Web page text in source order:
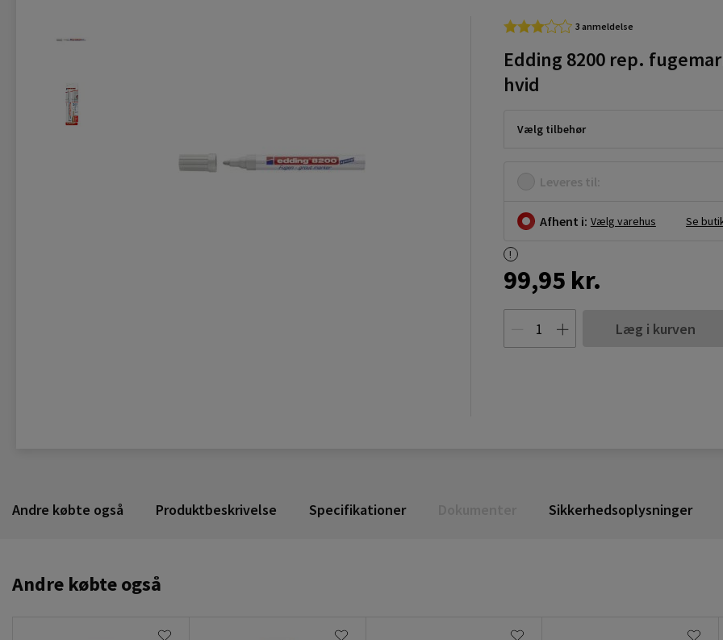
3 anmeldelse
Edding 8200 rep.
hvid
Vælg tilbehør
Leveres til:
Afhent i: Vælg varehus Se
99,95 kr.
Læg i kurven
Andre købte også Produktbeskrivelse Specifikationer Sikkerhedsoplysninger
Andre købte også